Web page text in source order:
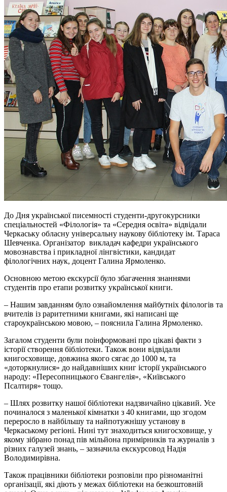
До Дня української писемності студенти-другокурсники
спеціальностей «Філологія» та «Середня освіта» відвідали
Черкаську обласну універсальну наукову бібліотеку ім. Тараса
Шевченка. Організатор викладач кафедри українського
мовознавства і прикладної лінгвістики, кандидат
філологічних наук, доцент Галина Ярмоленко.
Основною метою екскурсії було збагачення знаннями
студентів про етапи розвитку української книги.
– Нашим завданням було ознайомлення майбутніх філологів та
вчителів із раритетними книгами, які написані ще
староукраїнською мовою, – пояснила Галина Ярмоленко.
Загалом студенти були поінформовані про цікаві факти з
історії створення бібліотеки. Також вони відвідали
книгосховище, довжина якого сягає до 1000 м, та
«доторкнулися» до найдавніших книг історії українського
народу: «Пересопницького Євангелія», «Київського
Псалтиря» тощо.
– Шлях розвитку нашої бібліотеки надзвичайно цікавий. Усе
починалося з маленької кімнатки з 40 книгами, що згодом
переросло в найбільшу та найпотужнішу установу в
Черкаському регіоні. Нині тут знаходиться книгосховище, у
якому зібрано понад пів мільйона примірників та журналів з
різних галузей знань, – зазначила екскурсовод Надія
Володимирівна.
Також працівники бібліотеки розповіли про різноманітні
організації, які діють у межах бібліотеки на безкоштовній